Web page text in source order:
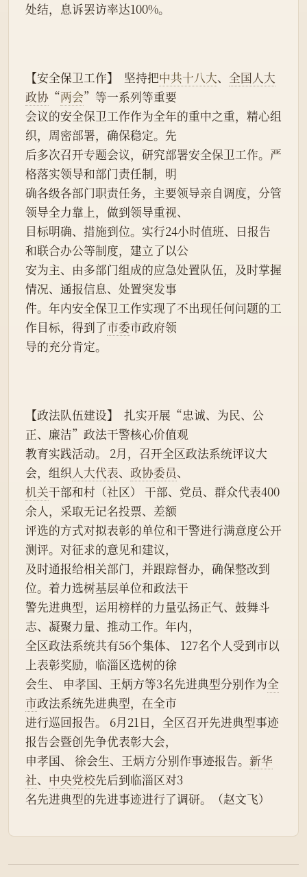
处结，息诉罢访率达100%。
【安全保卫工作】  坚持把中共十八大、 全国人大
政协 “两会”等一系列等重要
会议的安全保卫工作作为全年的重中之重，精心组
织，周密部署，确保稳定。先
后多次召开专题会议，研究部署安全保卫工作。严
格落实领导和部门责任制，明
确各级各部门职责任务，主要领导亲自调度，分管
领导全力靠上，做到领导重视、
目标明确、措施到位。实行24小时值班、日报告
和联合办公等制度，建立了以公
安为主、由多部门组成的应急处置队伍，及时掌握
情况、通报信息、处置突发事
件。年内安全保卫工作实现了不出现任何问题的工
作目标，得到了市委市政府领
导的充分肯定。
【政法队伍建设】  扎实开展“忠诚、为民、公
正、廉洁”政法干警核心价值观
教育实践活动。 2月，召开全区政法系统评议大
会，组织人大代表、 政协委员、
机关干部和村（社区） 干部、党员、群众代表400
余人，采取无记名投票、差额
评选的方式对拟表彰的单位和干警进行满意度公开
测评。对征求的意见和建议，
及时通报给相关部门，并跟踪督办，确保整改到
位。着力选树基层单位和政法干
警先进典型，运用榜样的力量弘扬正气、鼓舞斗
志、凝聚力量、推动工作。年内，
全区政法系统共有56个集体、 127名个人受到市以
上表彰奖励，临淄区选树的徐
会生、 申孝国、王炳方等3名先进典型分别作为全
市政法系统先进典型，在全市
进行巡回报告。 6月21日，全区召开先进典型事迹
报告会暨创先争优表彰大会，
申孝国、 徐会生、王炳方分别作事迹报告。 新华
社、 中央党校先后到临淄区对3
名先进典型的先进事迹进行了调研。（赵文飞）